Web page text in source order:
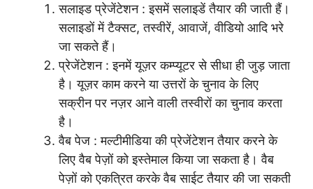
सलाइड प्रेजेंटेशन : इसमें सलाइडें तैयार की जाती हैं।
सलाइडों में टैक्सट, तस्वीरें, आवाजें, वीडियो आदि भरे
जा सकते हैं।
प्रेजेंटेशन : इनमें यूज़र कम्प्यूटर से सीधा ही जुड़ जाता
है। यूज़र काम करने या उत्तरों के चुनाव के लिए
सक्रीन पर नज़र आने वाली तस्वीरों का चुनाव करता
है।
वैब पेज : मल्टीमीडिया की प्रेजेंटेशन तैयार करने के
लिए वैब पेज़ों को इस्तेमाल किया जा सकता है। वैब
पेज़ों को एकत्रित करके वैब साईट तैयार की जा सकती